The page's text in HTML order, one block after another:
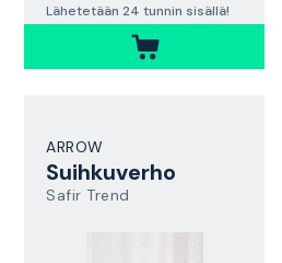
Lähetetään 24 tunnin sisällä!
ARROW
Suihkuverho
Safir Trend